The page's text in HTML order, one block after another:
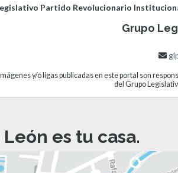
Partido Revolucionario
Grupo
y/o ligas publicadas en este portal son
del Grupo
es tu casa.